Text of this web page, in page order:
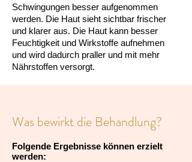
Schwingungen besser aufgenommen
werden. Die Haut sieht sichtbar frischer
und klarer aus. Die Haut kann besser
Feuchtigkeit und Wirkstoffe aufnehmen
und wird dadurch praller und mit mehr
Nährstoffen versorgt.
Was bewirkt die Behandlung?
Folgende Ergebnisse können erzielt
werden: